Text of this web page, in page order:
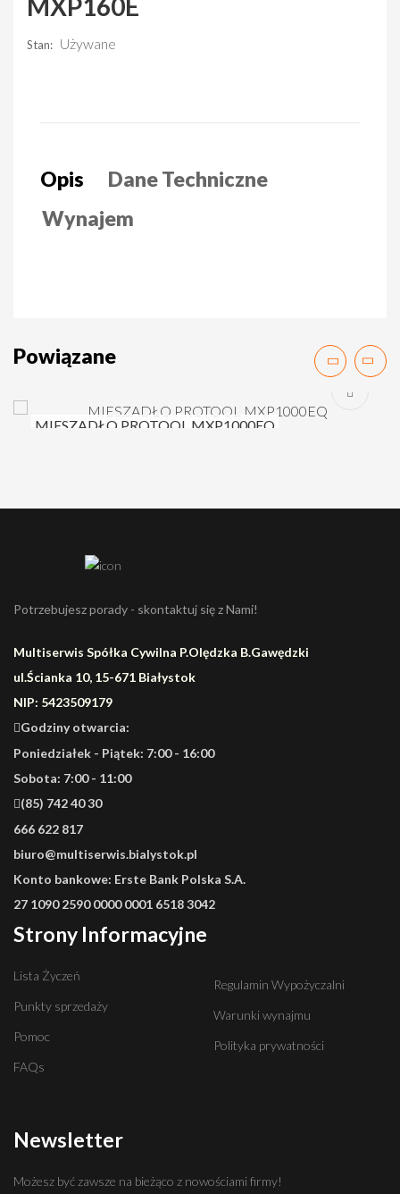
MXP160E
Stan: Używane
Opis
Dane Techniczne
Wynajem
Powiązane
MIESZADŁO PROTOOL MXP1000EQ
Potrzebujesz porady - skontaktuj się z Nami!
Multiserwis Spółka Cywilna P.Olędzka B.Gawędzki
ul.Ścianka 10, 15-671 Białystok
NIP: 5423509179
Godziny otwarcia:
Poniedziałek - Piątek: 7:00 - 16:00
Sobota: 7:00 - 11:00
(85) 742 40 30
666 622 817
biuro@multiserwis.bialystok.pl
Konto bankowe: Erste Bank Polska S.A.
27 1090 2590 0000 0001 6518 3042
Strony Informacyjne
Lista Życzeń
Punkty sprzedaży
Pomoc
FAQs
Regulamin Wypożyczalni
Warunki wynajmu
Polityka prywatności
Newsletter
Możesz być zawsze na bieżąco z nowościami firmy!